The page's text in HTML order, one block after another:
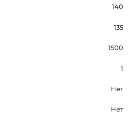
140
135
1500
1
Нет
Нет